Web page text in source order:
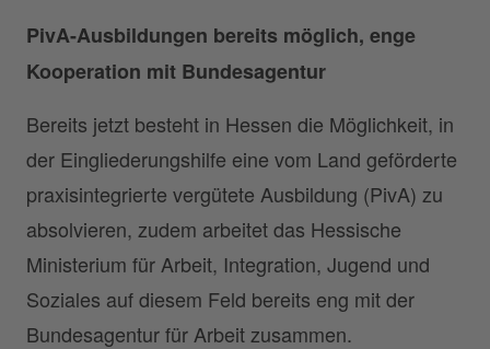
PivA-Ausbildungen bereits möglich, enge
Kooperation mit Bundesagentur
Bereits jetzt besteht in Hessen die Möglichkeit, in
der Eingliederungshilfe eine vom Land geförderte
praxisintegrierte vergütete Ausbildung (PivA) zu
absolvieren, zudem arbeitet das Hessische
Ministerium für Arbeit, Integration, Jugend und
Soziales auf diesem Feld bereits eng mit der
Bundesagentur für Arbeit zusammen.